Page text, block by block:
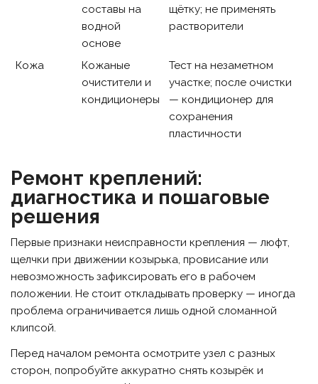
составы на
водной
основе
щётку; не применять
растворители
Кожа
Кожаные
очистители и
кондиционеры
Тест на незаметном
участке; после очистки
— кондиционер для
сохранения
пластичности
Ремонт креплений:
диагностика и пошаговые
решения
Первые признаки неисправности крепления — люфт,
щелчки при движении козырька, провисание или
невозможность зафиксировать его в рабочем
положении. Не стоит откладывать проверку — иногда
проблема ограничивается лишь одной сломанной
клипсой.
Перед началом ремонта осмотрите узел с разных
сторон, попробуйте аккуратно снять козырёк и